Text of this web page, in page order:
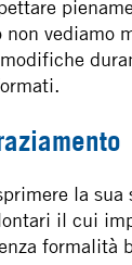
vediamo
modifiche
la
il cui
formalità